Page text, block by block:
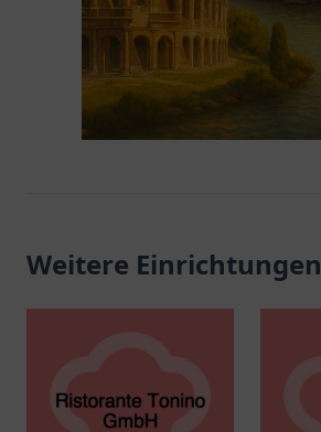
Weitere Einrichtungen